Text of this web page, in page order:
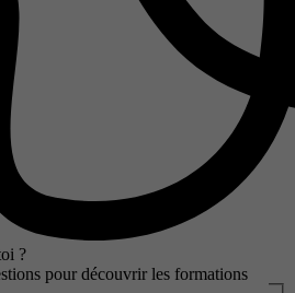
?
pour découvrir les formations